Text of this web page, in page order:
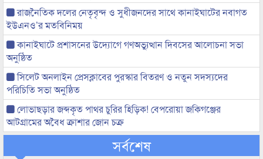
রাজনৈতিক দলের নেতৃবৃন্দ ও সুধীজনদের সাথে কানাইঘাটের নবাগত
ইউএনও’র মতবিনিময়
কানাইঘাটে প্রশাসনের উদ্যোগে গণঅভ্যুত্থান দিবসের আলোচনা সভা
অনুষ্ঠিত
সিলেট অনলাইন প্রেসক্লাবের পুরস্কার বিতরণ ও নতুন সদস্যদের
পরিচিতি সভা অনুষ্ঠিত
লোভাছড়ার জব্দকৃত পাথর চুরির হিড়িক! বেপরোয়া জকিগঞ্জের
আটগ্রামের অবৈধ ক্রাশার জোন চক্র
সর্বশেষ